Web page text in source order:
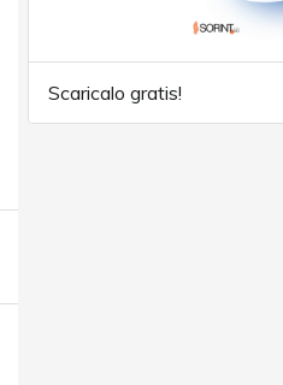
Scaricalo gratis!